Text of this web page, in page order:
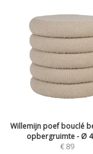
Willemijn poef bouclé
opbergruimte - Ø
€89